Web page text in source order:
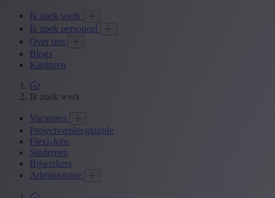
Ik zoek werk
Ik zoek personeel
Over ons
Blogs
Kantoren
Ik zoek werk
Vacatures
Projectverpleegkunde
Flexi-Jobs
Studenten
Bijwerkers
Administratie